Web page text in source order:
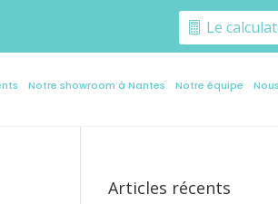
Le
Notre showroom à Nantes Notre équipe
Notre showroom à Nantes Notre équipe
Articles récents